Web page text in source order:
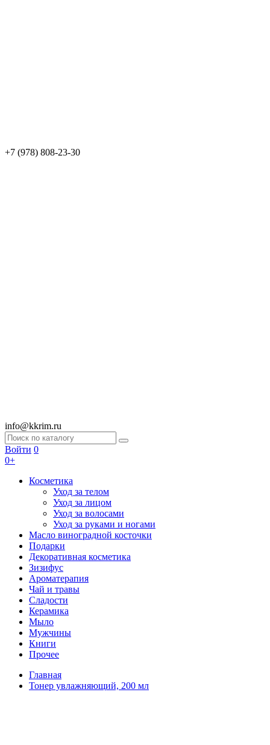
+7 (978) 808-23-30
info@kkrim.ru
Войти 0
0+
Косметика
Уход за телом
Уход за лицом
Уход за волосами
Уход за руками и ногами
Масло виноградной косточки
Подарки
Декоративная косметика
Зизифус
Ароматерапия
Чай и травы
Сладости
Керамика
Мыло
Мужчины
Книги
Прочее
Главная
Тонер увлажняющий, 200 мл